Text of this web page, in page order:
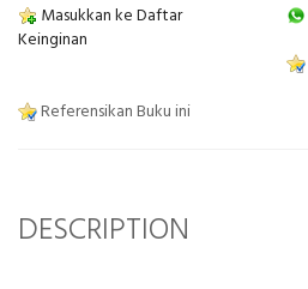
Masukkan ke Daftar
Keinginan
Referensikan Buku ini
DESCRIPTION